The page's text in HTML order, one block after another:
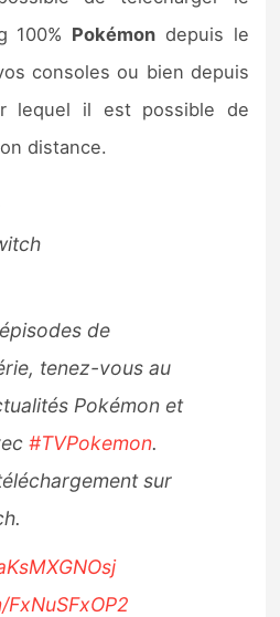
100% Pokémon depuis le
consoles ou bien depuis
lequel il est possible de
distance.
de
tenez-vous au
Pokémon et
#TVPokemon.
sur